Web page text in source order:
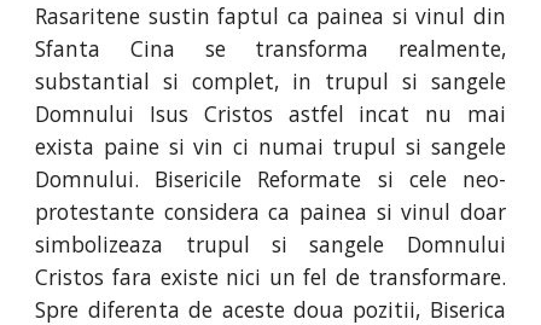
Rasaritene sustin faptul ca painea si vinul din
Sfanta Cina se transforma realmente,
substantial si complet, in trupul si sangele
Domnului Isus Cristos astfel incat nu mai
exista paine si vin ci numai trupul si sangele
Domnului. Bisericile Reformate si cele neo-
protestante considera ca painea si vinul doar
simbolizeaza trupul si sangele Domnului
Cristos fara existe nici un fel de transformare.
Spre diferenta de aceste doua pozitii, Biserica